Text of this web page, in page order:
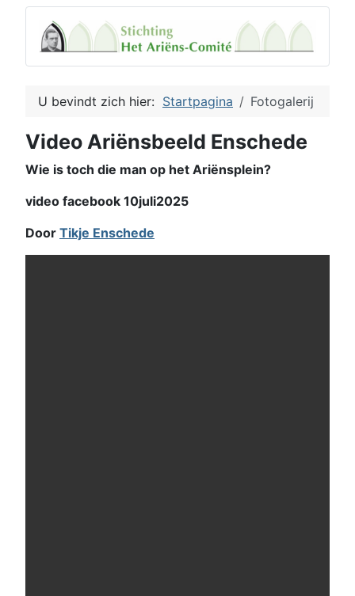
U bevindt zich hier: Startpagina Fotogalerij
Video Ariënsbeeld Enschede
Wie is toch die man op het Ariënsplein?
video facebook 10juli2025
Door Tikje Enschede